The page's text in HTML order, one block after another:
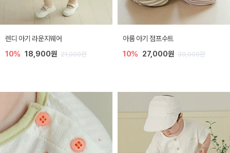
렌디 아기 라운지웨어
10% 18,900원 21,000원
아롬 아기 점프수트
10% 27,000원 30,000원